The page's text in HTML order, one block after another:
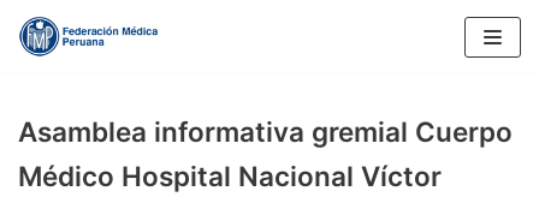
contenido
Asamblea informativa gremial Cuerpo
Médico Hospital Nacional Víctor